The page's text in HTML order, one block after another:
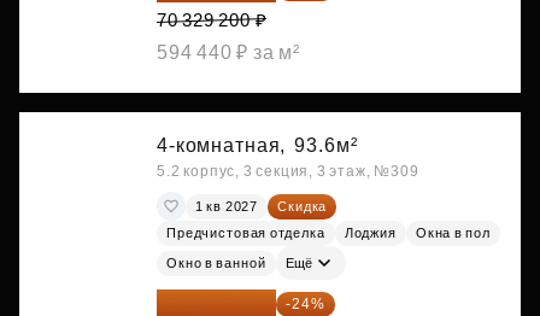
70 329 200 ₽
594 440 ₽ за м²
4-комнатная, 93.6м²
5.2 корпус, 3 секция, 3 этаж, №309
1 кв 2027
Скидка
Предчистовая отделка
Лоджия Окна в пол
Окно в ванной Ещё
57 847 795 ₽ -24%